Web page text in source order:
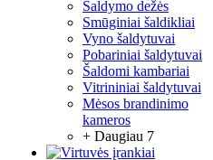
Šaldymo dežės
Smūginiai šaldikliai
Vyno šaldytuvai
Pobariniai šaldytuvai
Šaldomi kambariai
Vitrininiai šaldytuvai
Mėsos brandinimo
kameros
+ Daugiau 7